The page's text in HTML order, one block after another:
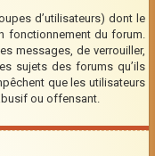
d’utilisateurs) dont le
fonctionnement du forum.
messages, de verrouiller,
sujets des forums qu’ils
que les utilisateurs
ou offensant.